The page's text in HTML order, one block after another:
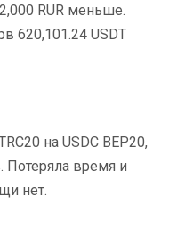
RUR меньше.
620,101.24 USDT
на USDC BEP20,
Потеряла время и
нет.